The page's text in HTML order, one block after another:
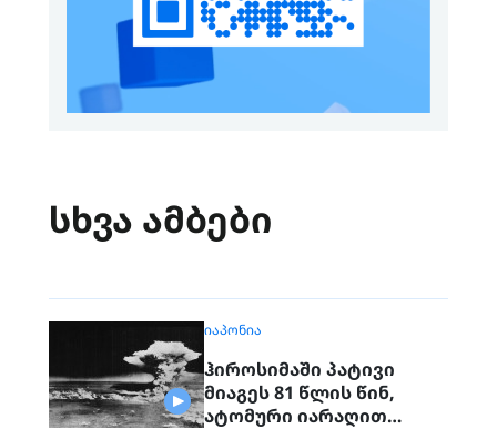
სხვა ამბები
ᲘᲐᲞᲝᲜᲘᲐ
ჰიროსიმაში პატივი
მიაგეს 81 წლის წინ,
ატომური იარაღით